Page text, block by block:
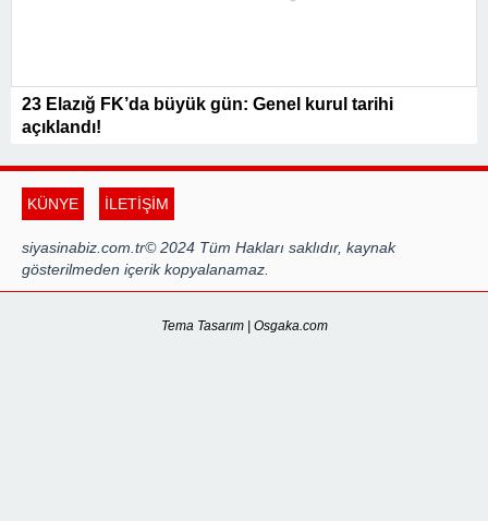
23 Elazığ FK’da büyük gün: Genel kurul tarihi
açıklandı!
KÜNYE İLETİŞİM
siyasinabiz.com.tr© 2024 Tüm Hakları saklıdır, kaynak
gösterilmeden içerik kopyalanamaz.
Tema Tasarım | Osgaka.com